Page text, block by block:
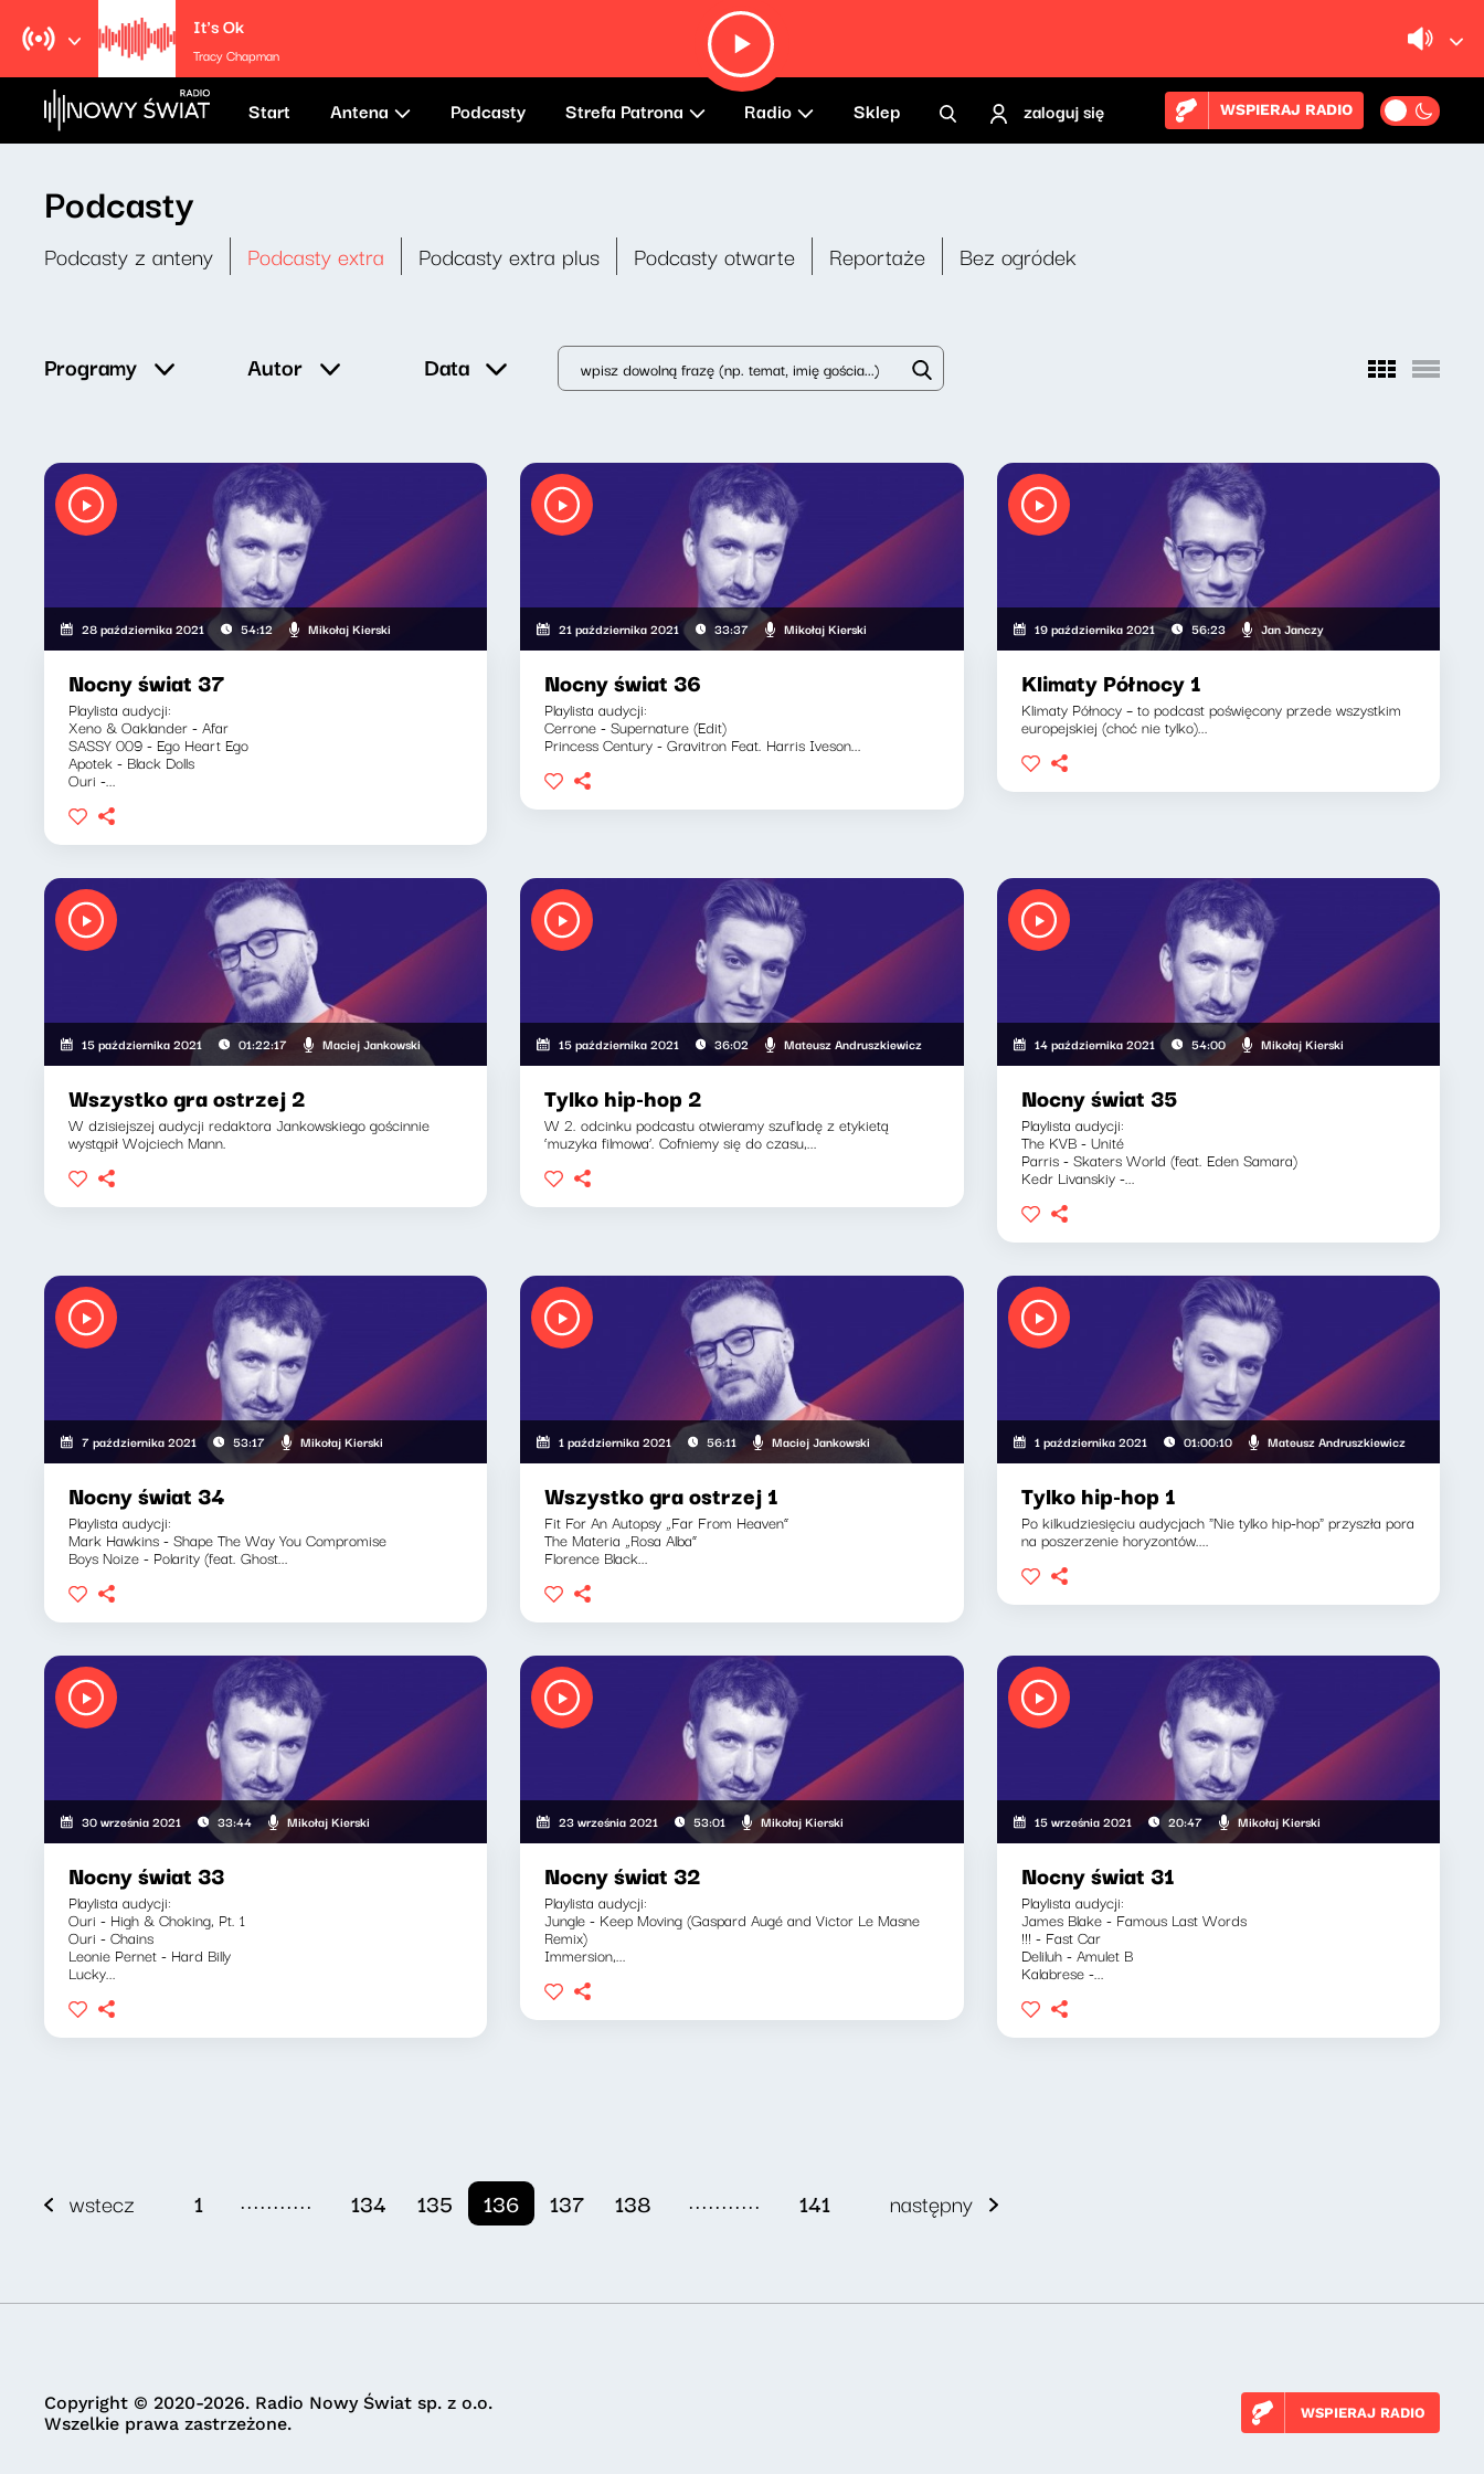
It's Ok
Tracy Chapman
Start Antena Podcasty Strefa Patrona Radio Sklep zaloguj się WSPIERAJ RADIO
Podcasty
Podcasty z anteny Podcasty extra Podcasty extra plus Podcasty otwarte Reportaże Bez ogródek
Programy Autor Data
28 października 2021 54:12 Mikołaj Kierski
Nocny świat 37
Playlista audycji:
Xeno & Oaklander - Afar
SASSY 009 - Ego Heart Ego
Apotek - Black Dolls
Ouri -...
21 października 2021 33:37 Mikołaj Kierski
Nocny świat 36
Playlista audycji:
Cerrone - Supernature (Edit)
Princess Century - Gravitron Feat. Harris Iveson...
19 października 2021 56:23 Jan Janczy
Klimaty Północy 1
Klimaty Północy – to podcast poświęcony przede wszystkim
europejskiej (choć nie tylko)...
15 października 2021 01:22:17 Maciej Jankowski
Wszystko gra ostrzej 2
W dzisiejszej audycji redaktora Jankowskiego gościnnie
wystąpił Wojciech Mann.
15 października 2021 36:02 Mateusz Andruszkiewicz
Tylko hip-hop 2
W 2. odcinku podcastu otwieramy szufladę z etykietą
‘muzyka filmowa’. Cofniemy się do czasu,...
14 października 2021 54:00 Mikołaj Kierski
Nocny świat 35
Playlista audycji:
The KVB - Unité
Parris - Skaters World (feat. Eden Samara)
Kedr Livanskiy -...
7 października 2021 53:17 Mikołaj Kierski
Nocny świat 34
Playlista audycji:
Mark Hawkins - Shape The Way You Compromise
Boys Noize - Polarity (feat. Ghost...
1 października 2021 56:11 Maciej Jankowski
Wszystko gra ostrzej 1
Fit For An Autopsy „Far From Heaven”
The Materia „Rosa Alba”
Florence Black...
1 października 2021 01:00:10 Mateusz Andruszkiewicz
Tylko hip-hop 1
Po kilkudziesięciu audycjach "Nie tylko hip-hop" przyszła pora
na poszerzenie horyzontów....
30 września 2021 33:44 Mikołaj Kierski
Nocny świat 33
Playlista audycji:
Ouri - High & Choking, Pt. 1
Ouri - Chains
Leonie Pernet - Hard Billy
Lucky...
23 września 2021 53:01 Mikołaj Kierski
Nocny świat 32
Playlista audycji:
Jungle - Keep Moving (Gaspard Augé and Victor Le Masne
Remix)
Immersion,...
15 września 2021 20:47 Mikołaj Kierski
Nocny świat 31
Playlista audycji:
James Blake - Famous Last Words
!!! - Fast Car
Deliluh - Amulet B
Kalabrese -...
wstecz 1 ........... 134 135 136 137 138 ........... 141 następny
Copyright © 2020-2026. Radio Nowy Świat sp. z o.o.
Wszelkie prawa zastrzeżone.
WSPIERAJ RADIO